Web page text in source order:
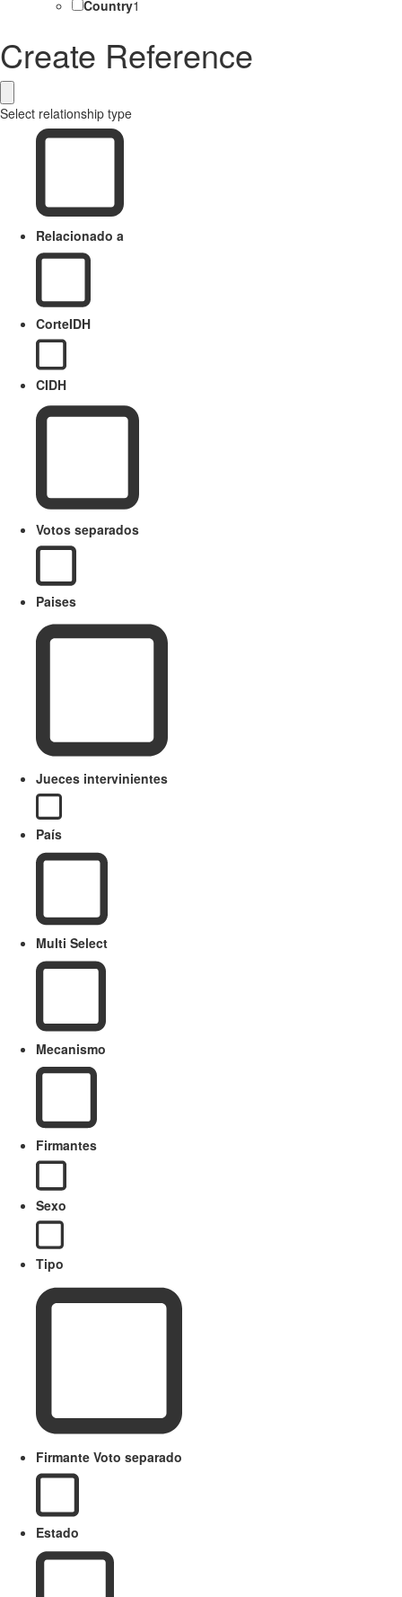
Country1
Create Reference
Select relationship type
Relacionado a
CorteIDH
CIDH
Votos separados
Paises
Jueces intervinientes
País
Multi Select
Mecanismo
Firmantes
Sexo
Tipo
Firmante Voto separado
Estado